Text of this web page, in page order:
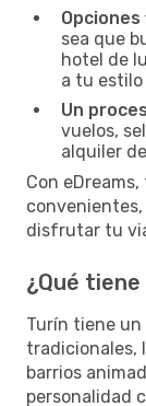
sea que
hotel de
a tu estilo
Un
vuelos,
alquiler
Con
convenientes,
disfrutar tu
¿Qué
Turín tiene un
tradicionales,
barrios
personalidad